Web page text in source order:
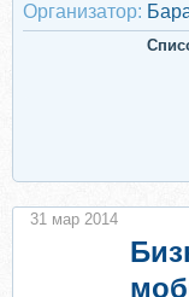
Организатор:
31 мар 2014